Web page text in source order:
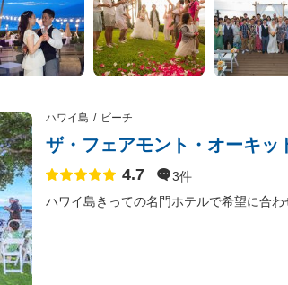
ハワイ島 ビーチ
ザ・フェアモント・オーキッ
点数
4.7
3件
ハワイ島きっての名門ホテルで希望に合